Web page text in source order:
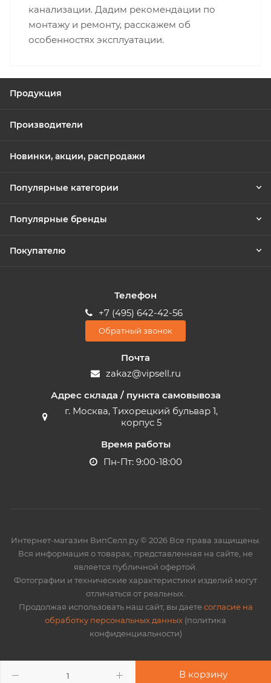
В корзину
канализации. Дадим рекомендации по
монтажу и ремонту, расскажем об
особенностях эксплуатации.
Продукция
Производители
Новинки, акции, распродажи
Популярные категории
Популярные бренды
Покупателю
Телефон
+7 (495) 642-42-56
Обратный звонок
Почта
zakaz@vipsell.ru
Адрес склада / пункта самовывоза
г. Москва, Тихорецкий бульвар 1,
корпус 5
Время работы
Пн-Пт: 9:00-18:00
Интернет-магазин ВипСелл.ру © 2026 Все права защищены.
Вся информация о товарах, представленная на сайте, не
является публичной офертой.
Фотографии и технические характеристики изделий могут
отличаться от реальных.
Продолжая использовать наш сайт, вы даетесогласие на
обработку персональных данных (политика
конфиденциальности)